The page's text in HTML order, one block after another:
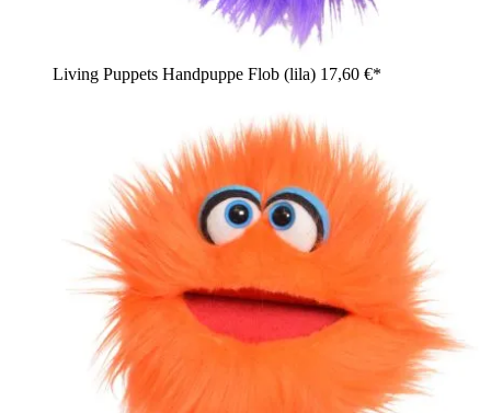
Living Puppets Handpuppe Flob (lila) 17,60 €*